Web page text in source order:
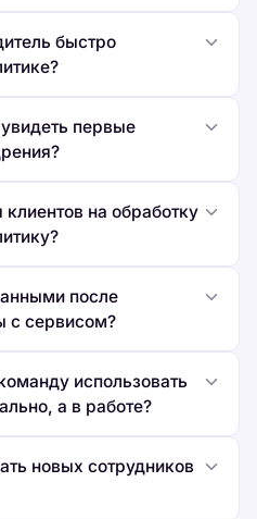
быстро
первые
на обработку
после
с сервисом?
использовать
а в работе?
новых сотрудников